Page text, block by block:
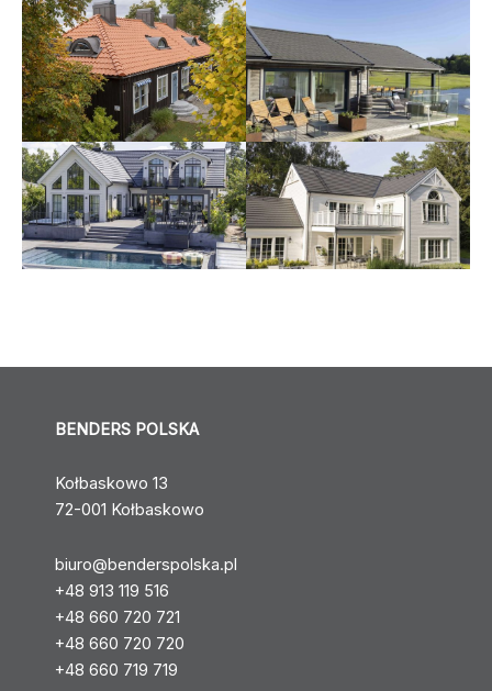
BENDERS POLSKA
Kołbaskowo 13
72-001 Kołbaskowo
biuro@benderspolska.pl
+48 913 119 516
+48 660 720 721
+48 660 720 720
+48 660 719 719